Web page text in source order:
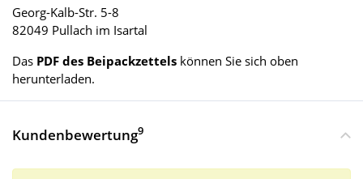
Georg-Kalb-Str. 5-8
82049 Pullach im Isartal
Das PDF des Beipackzettels können Sie sich oben
herunterladen.
Kundenbewertung9